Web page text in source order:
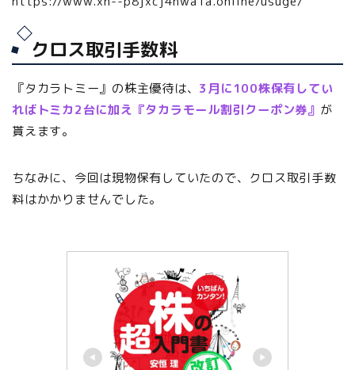
クロス取引手数料
『タカラトミー』の株主優待は、 3月に100株保有してい
ればトミカ2台に加え『タカラモール割引クーポン券』 が
貰えます。
ちなみに、今回は現物保有していたので、クロス取引手数
料はかかりませんでした。